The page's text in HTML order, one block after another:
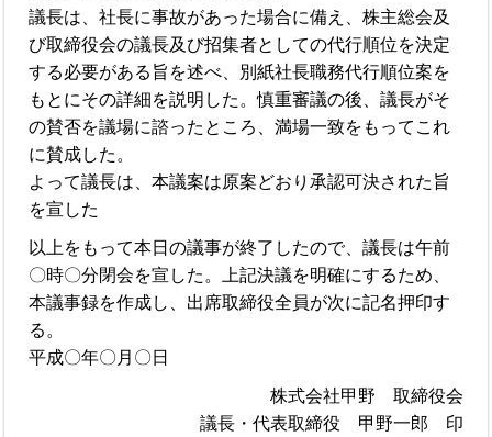
議長は、社長に事故があった場合に備え、株主総会及
び取締役会の議長及び招集者としての代行順位を決定
する必要がある旨を述べ、別紙社長職務代行順位案を
もとにその詳細を説明した。慎重審議の後、議長がそ
の賛否を議場に諮ったところ、満場一致をもってこれ
に賛成した。
よって議長は、本議案は原案どおり承認可決された旨
を宣した
以上をもって本日の議事が終了したので、議長は午前
〇時〇分閉会を宣した。上記決議を明確にするため、
本議事録を作成し、出席取締役全員が次に記名押印す
る。
平成〇年〇月〇日
株式会社甲野 取締役会
議長・代表取締役 甲野一郎 印